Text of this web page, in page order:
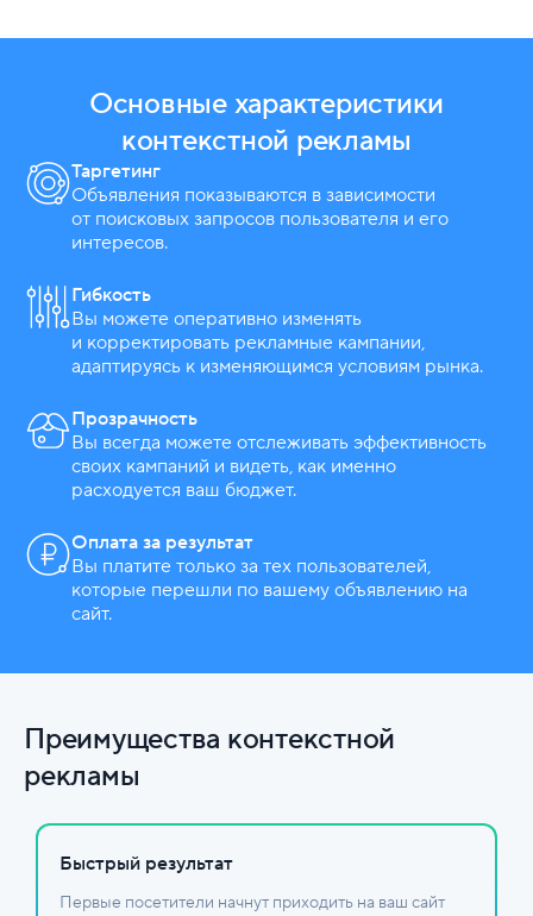
Основные характеристики
контекстной рекламы
Таргетинг
Объявления показываются в зависимости
от поисковых запросов пользователя и его
интересов.
Гибкость
Вы можете оперативно изменять
и корректировать рекламные кампании,
адаптируясь к изменяющимся условиям рынка.
Прозрачность
Вы всегда можете отслеживать эффективность
своих кампаний и видеть, как именно
расходуется ваш бюджет.
Оплата за результат
Вы платите только за тех пользователей,
которые перешли по вашему объявлению на
сайт.
Преимущества контекстной
рекламы
Быстрый результат
Первые посетители начнут приходить на ваш сайт